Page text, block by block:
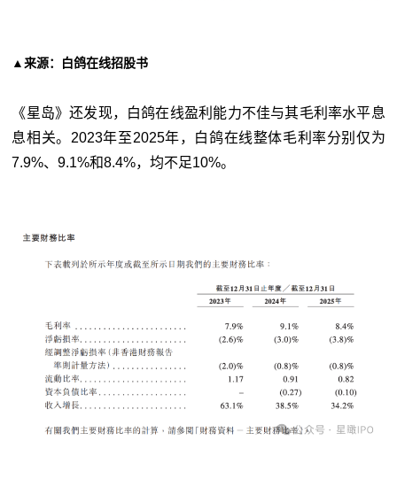
▲来源：白鸽在线招股书
《星岛》还发现，白鸽在线盈利能力不佳与其毛利率水平息
息相关。2023年至2025年，白鸽在线整体毛利率分别仅为
7.9%、9.1%和8.4%，均不足10%。